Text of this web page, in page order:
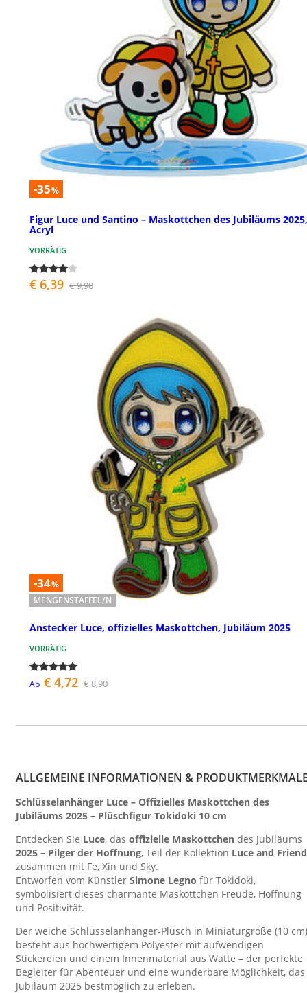
-35%
Figur Luce und Santino – Maskottchen des Jubiläums 2025,
Acryl
VORRÄTIG
€ 6,39 € 9,90
-34%
MENGENSTAFFEL/N
Anstecker Luce, offizielles Maskottchen, Jubiläum 2025
VORRÄTIG
Ab € 4,72 € 8,90
ALLGEMEINE INFORMATIONEN &
Schlüsselanhänger Luce – Offizielles Maskottchen des
Jubiläums 2025 – Plüschfigur Tokidoki 10 cm
Entdecken Sie Luce, das offizielle Maskottchen des Jubiläums
2025 – Pilger der Hoffnung, Teil der Kollektion Luce and
zusammen mit Fe, Xin und Sky.
Entworfen vom Künstler Simone Legno für Tokidoki,
symbolisiert dieses charmante Maskottchen Freude, Hoffnung
und Positivität.
Der weiche Schlüsselanhänger-Plüsch in Miniaturgröße (10 cm)
besteht aus hochwertigem Polyester mit aufwendigen
Stickereien und einem Innenmaterial aus Watte – der perfekte
Begleiter für Abenteuer und eine wunderbare Möglichkeit, das
Jubiläum 2025 bestmöglich zu erleben.